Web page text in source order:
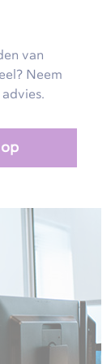
van
Neem